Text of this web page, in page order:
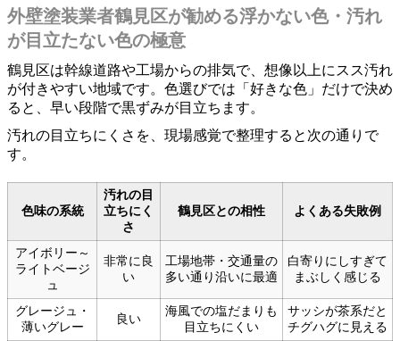
外壁塗装業者鶴見区が勧める浮かない色・汚れ
が目立たない色の極意
鶴見区は幹線道路や工場からの排気で、想像以上にスス汚れ
が付きやすい地域です。色選びでは「好きな色」だけで決め
ると、早い段階で黒ずみが目立ちます。
汚れの目立ちにくさを、現場感覚で整理すると次の通りで
す。
色味の系統
汚れの目
立ちにく
さ
鶴見区との相性 よくある失敗例
アイボリー～
ライトベージ
ュ
非常に良
い
工場地帯・交通量の
多い通り沿いに最適
白寄りにしすぎて
まぶしく感じる
グレージュ・
薄いグレー
良い
海風での塩だまりも
目立ちにくい
サッシが茶系だと
チグハグに見える